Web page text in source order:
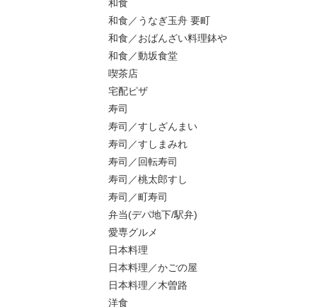
和食
和食／うなぎ玉舟 要町
和食／おばんざい料理鉢や
和食／動坂食堂
喫茶店
宅配ピザ
寿司
寿司／すしざんまい
寿司／すしまみれ
寿司／回転寿司
寿司／桃太郎すし
寿司／町寿司
弁当(デパ地下/駅弁)
愛専グルメ
日本料理
日本料理／かごの屋
日本料理／木曽路
洋食